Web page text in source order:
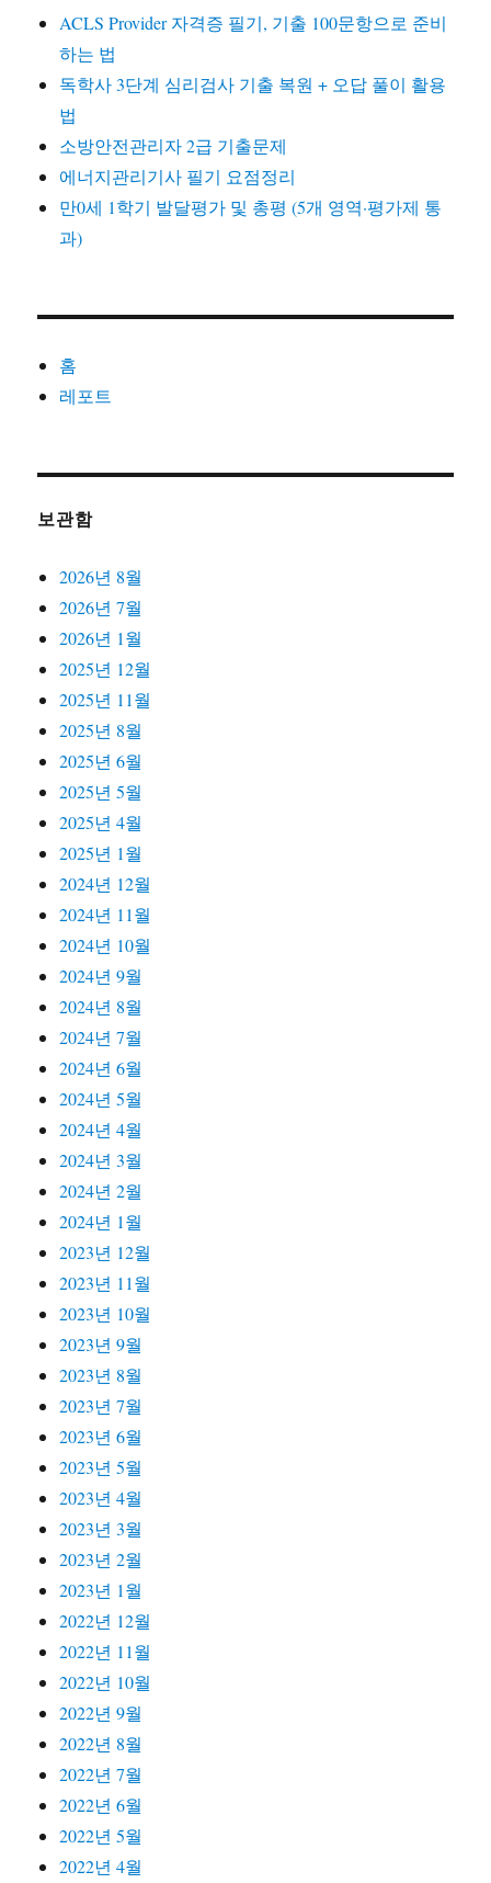
기
발
명)
ACLS Provider 자격증 필기, 기출 100문항으로 준비
하는 법
독학사 3단계 심리검사 기출 복원 + 오답 풀이 활용
법
소방안전관리자 2급 기출문제
에너지관리기사 필기 요점정리
만0세 1학기 발달평가 및 총평 (5개 영역·평가제 통
과)
홈
레포트
보관함
2026년 8월
2026년 7월
2026년 1월
2025년 12월
2025년 11월
2025년 8월
2025년 6월
2025년 5월
2025년 4월
2025년 1월
2024년 12월
2024년 11월
2024년 10월
2024년 9월
2024년 8월
2024년 7월
2024년 6월
2024년 5월
2024년 4월
2024년 3월
2024년 2월
2024년 1월
2023년 12월
2023년 11월
2023년 10월
2023년 9월
2023년 8월
2023년 7월
2023년 6월
2023년 5월
2023년 4월
2023년 3월
2023년 2월
2023년 1월
2022년 12월
2022년 11월
2022년 10월
2022년 9월
2022년 8월
2022년 7월
2022년 6월
2022년 5월
2022년 4월